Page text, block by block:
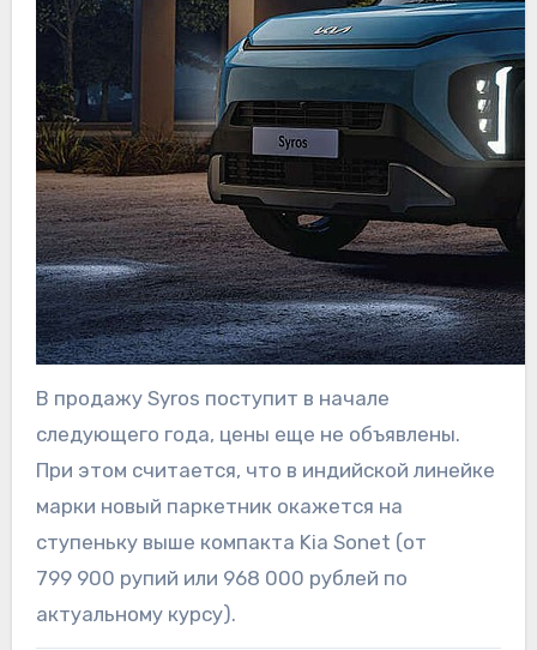
В продажу Syros поступит в начале
следующего года, цены еще не объявлены.
При этом считается, что в индийской линейке
марки новый паркетник окажется на
ступеньку выше компакта Kia Sonet (от
799 900 рупий или 968 000 рублей по
актуальному курсу).